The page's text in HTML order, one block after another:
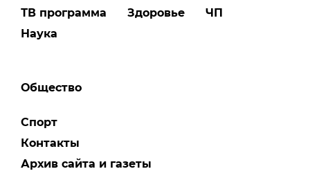
ТВ программа
Наука
Здоровье
ЧП
Общество
Спорт
Контакты
Архив сайта и газеты